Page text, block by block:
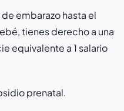
embarazo hasta el
tienes derecho a una
equivalente a 1 salario
prenatal.